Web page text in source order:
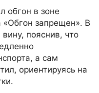
обгон в зоне
«Обгон запрещен». В
пояснив, что
а сам
ориентируясь на